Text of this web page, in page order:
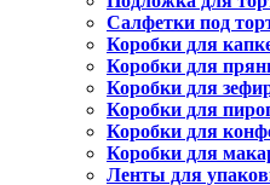
Салфетки под
Коробки для
Коробки для
Коробки для
Коробки для
Коробки для
Коробки для
Ленты для